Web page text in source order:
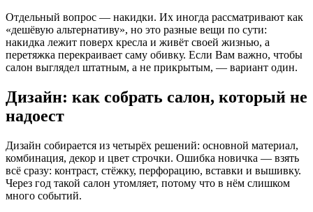
Отдельный вопрос — накидки. Их иногда рассматривают как
«дешёвую альтернативу», но это разные вещи по сути:
накидка лежит поверх кресла и живёт своей жизнью, а
перетяжка перекраивает саму обивку. Если Вам важно, чтобы
салон выглядел штатным, а не прикрытым, — вариант один.
Дизайн: как собрать салон, который не
надоест
Дизайн собирается из четырёх решений: основной материал,
комбинация, декор и цвет строчки. Ошибка новичка — взять
всё сразу: контраст, стёжку, перфорацию, вставки и вышивку.
Через год такой салон утомляет, потому что в нём слишком
много событий.